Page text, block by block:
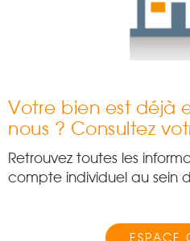
Votre bien est déjà
nous ? Consultez
Retrouvez toutes les
compte individuel au sein
ESPACE